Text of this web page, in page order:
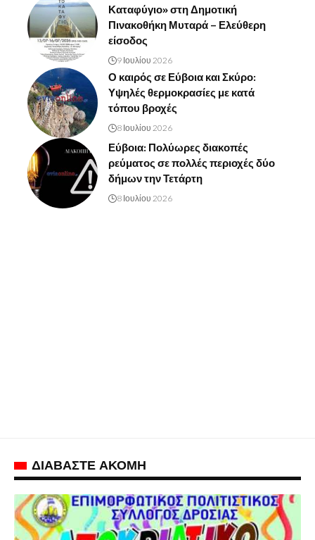
Καταφύγιο» στη Δημοτική
Πινακοθήκη Μυταρά – Ελεύθερη
είσοδος
9 Ιουλίου 2026
Ο καιρός σε Εύβοια και Σκύρο:
Υψηλές θερμοκρασίες με κατά
τόπου βροχές
8 Ιουλίου 2026
Εύβοια: Πολύωρες διακοπές
ρεύματος σε πολλές περιοχές δύο
δήμων την Τετάρτη
8 Ιουλίου 2026
ΔΙΑΒΑΣΤΕ ΑΚΟΜΗ